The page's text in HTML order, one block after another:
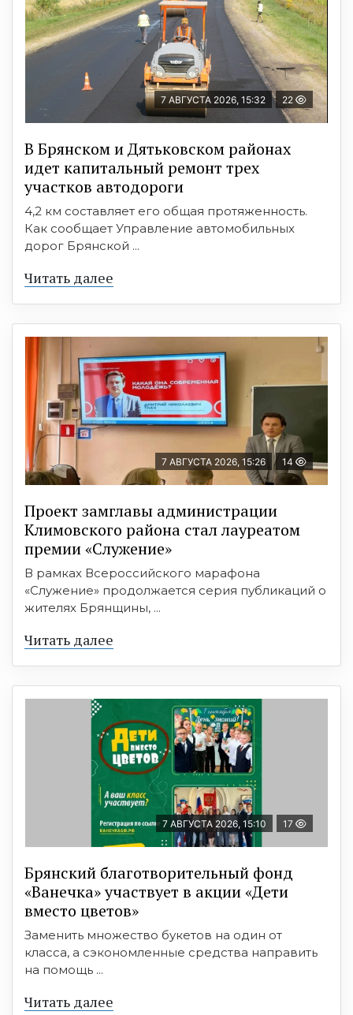
7 АВГУСТА 2026, 15:32 22
В Брянском и Дятьковском районах
идет капитальный ремонт трех
участков автодороги
4,2 км составляет его общая протяженность.
Как сообщает Управление автомобильных
дорог Брянской ...
Читать далее
7 АВГУСТА 2026, 15:26 14
Проект замглавы администрации
Климовского района стал лауреатом
премии «Служение»
В рамках Всероссийского марафона
«Служение» продолжается серия публикаций о
жителях Брянщины, ...
Читать далее
7 АВГУСТА 2026, 15:10 17
Брянский благотворительный фонд
«Ванечка» участвует в акции «Дети
вместо цветов»
Заменить множество букетов на один от
класса, а сэкономленные средства направить
на помощь ...
Читать далее